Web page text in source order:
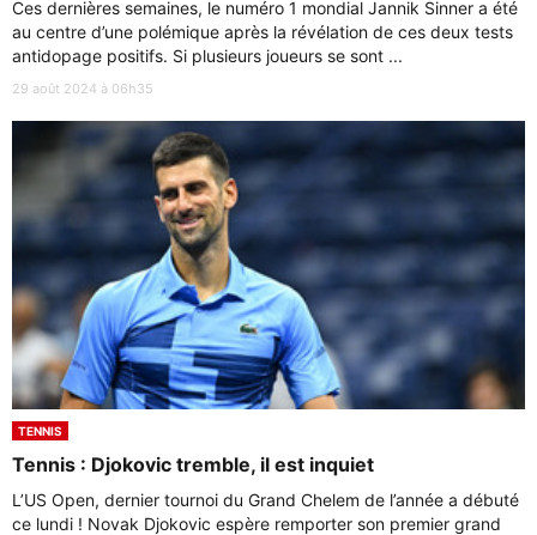
Ces dernières semaines, le numéro 1 mondial Jannik Sinner a été
au centre d’une polémique après la révélation de ces deux tests
antidopage positifs. Si plusieurs joueurs se sont ...
29 août 2024 à 06h35
TENNIS
Tennis : Djokovic tremble, il est inquiet
L’US Open, dernier tournoi du Grand Chelem de l’année a débuté
ce lundi ! Novak Djokovic espère remporter son premier grand